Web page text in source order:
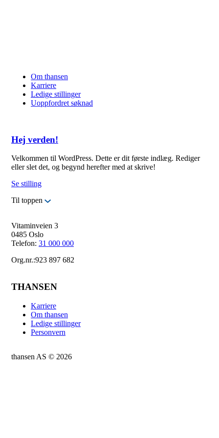
Om thansen
Karriere
Ledige stillinger
Uoppfordret søknad
Hej verden!
Velkommen til WordPress. Dette er dit første indlæg. Rediger
eller slet det, og begynd herefter med at skrive!
Se stilling
Til toppen
Vitaminveien 3
0485 Oslo
Telefon: 31 000 000
Org.nr.:923 897 682
THANSEN
Karriere
Om thansen
Ledige stillinger
Personvern
thansen AS © 2026